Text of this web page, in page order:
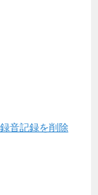
音記録を削除